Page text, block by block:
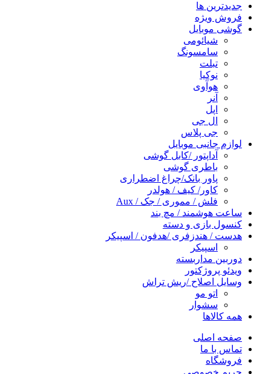
جدیدترین ها
فروش ویژه
گوشی موبایل
شیائومی
سامسونگ
تبلت
نوکیا
هوآوی
آنر
اپل
ال جی
جی پلاس
لوازم جانبی موبایل
آداپتور /کابل گوشی
باطری گوشی
پاور بانک/چراغ اضطراری
کاور/ کیف / هولدر
فلش / مموری / جک / Aux
ساعت هوشمند / مچ بند
کنسول بازی و دسته
هدست / هندزفری /هدفون / اسپیکر
اسپیکر
دوربین مداربسته
ویدئو پروژکتور
وسایل اصلاح /ریش تراش
اتو مو
سشوار
همه کالاها
صفحه اصلی
تماس با ما
فروشگاه
حریم خصوصی